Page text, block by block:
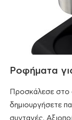
Ροφήματα
Προσκάλεσε στο
δημιουργήσετε
συνταγές.